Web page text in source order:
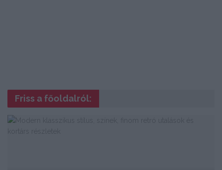
Friss a főoldalról: